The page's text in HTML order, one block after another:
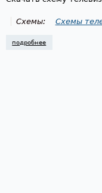
Схемы: Схемы
подробнее